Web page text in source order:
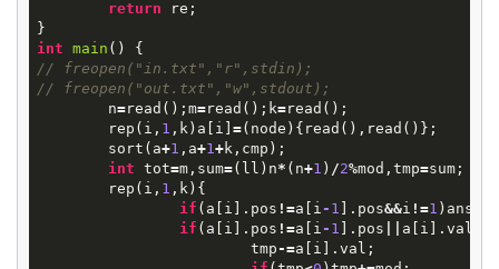
return
re ;
}
int main ()
{
// freopen("in.txt","r",stdin);
// freopen("out.txt","w",stdout);
n=read (); m=read (); k=read ();
rep ( i , 1 , k ) a [ i ] =( node ){ read (), read ()};
sort ( a+1 , a+1 +k , cmp );
int tot=m, sum=( ll ) n* ( n+1 ) /2%mod , tmp=sum;
rep ( i , 1 , k ){
if ( a [ i ]. pos !=a [ i - 1 ]. pos&&i !=1 ) ans
if ( a [ i ]. pos !=a [ i - 1 ]. pos a [ i ]. val
tmp -=a [ i ]. val ;